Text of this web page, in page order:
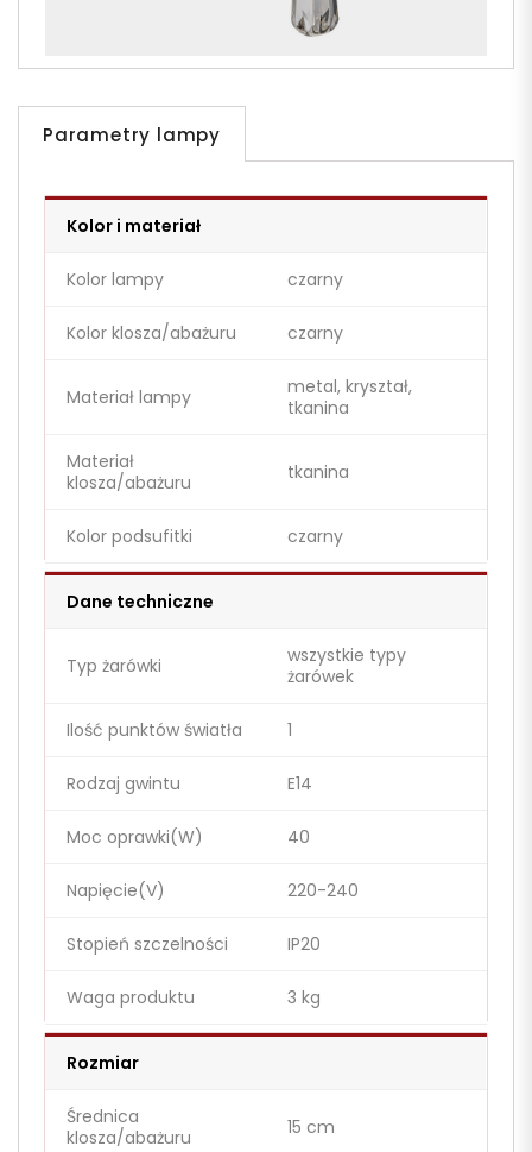
Parametry lampy
Kolor i materiał
Kolor lampy czarny
Kolor klosza/abażuru czarny
Materiał lampy
metal, kryształ,
tkanina
Materiał
klosza/abażuru
tkanina
Kolor podsufitki czarny
Dane techniczne
Typ żarówki
wszystkie typy
żarówek
Ilość punktów światła 1
Rodzaj gwintu E14
Moc oprawki(W) 40
Napięcie(V) 220-240
Stopień szczelności IP20
Waga produktu 3 kg
Rozmiar
Średnica
klosza/abażuru
15 cm